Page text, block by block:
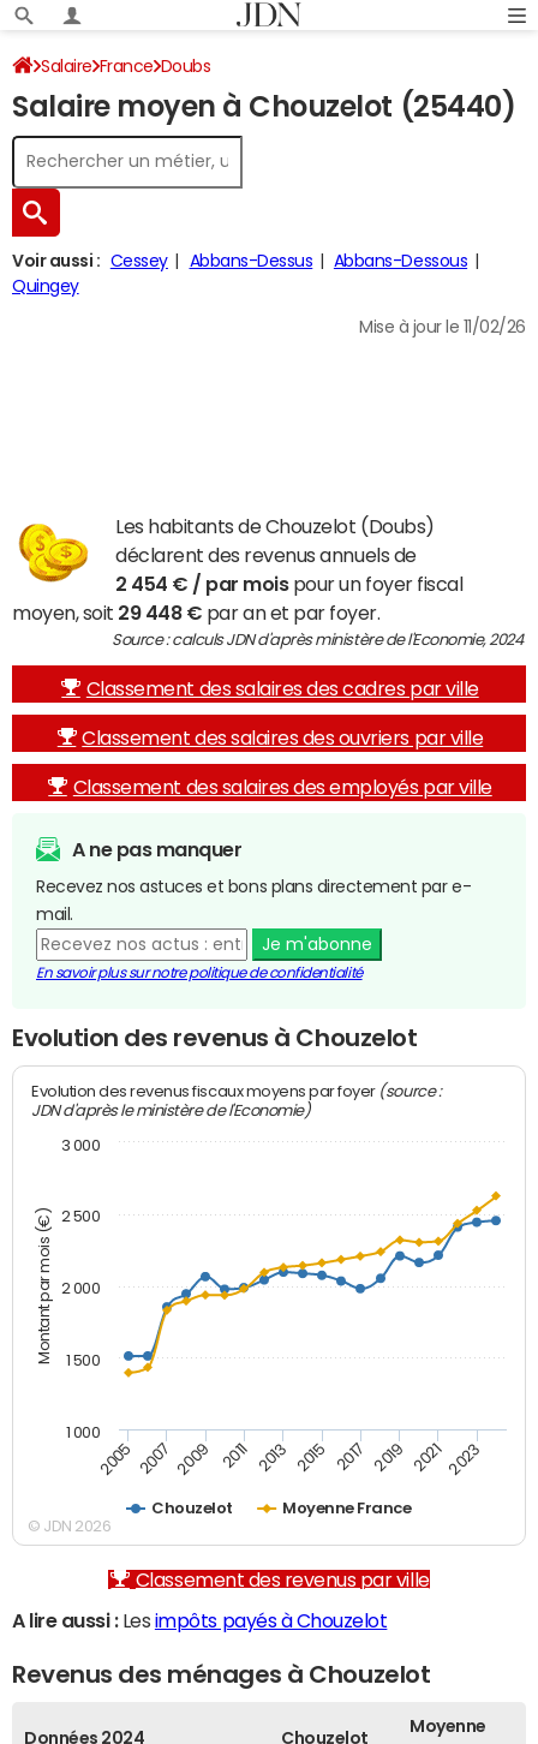
Salaire France Doubs
Salaire moyen à Chouzelot (25440)
Voir aussi : Cessey Abbans-Dessus
Abbans-Dessous
Quingey
Mise à jour le 11/02/26
Les habitants de Chouzelot (Doubs)
déclarent des revenus annuels de
2 454 € / par moispour un foyer fiscal
moyen, soit 29 448 € par an et par foyer.
Source : calculs JDN d'après ministère de l'Economie, 2024
Classement des salaires des cadres par ville
Classement des salaires des ouvriers par ville
Classement des salaires des employés par ville
A ne pas manquer
Recevez nos astuces et bons plans directement par e-
mail.
Je m'abonne
En savoir plus sur notre politique de confidentialité
Evolution des revenus à Chouzelot
Montant par mois (€)
Evolution des revenus fiscaux moyens par foyer (source :
JDN d'après le ministère de l'Economie)
Chouzelot Moyenne France
2005 2007 2009 2011 2013 2015 2017 2019 2021 2023
1 000
1 500
2 000
2 500
3 000
© JDN 2026
Classement des revenus par ville
A lire aussi :Les impôts payés à Chouzelot
Revenus des ménages à Chouzelot
Données 2024 Chouzelot
Moyenne